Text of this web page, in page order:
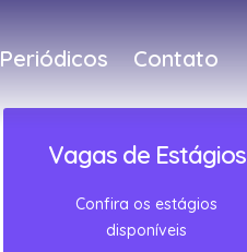
Periódicos Contato
Vagas de Estágios
Confira os estágios
disponíveis